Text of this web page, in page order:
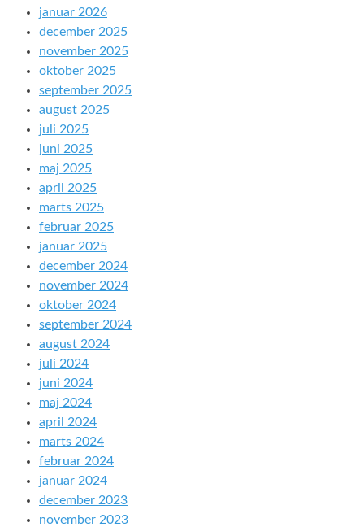
januar 2026
december 2025
november 2025
oktober 2025
september 2025
august 2025
juli 2025
juni 2025
maj 2025
april 2025
marts 2025
februar 2025
januar 2025
december 2024
november 2024
oktober 2024
september 2024
august 2024
juli 2024
juni 2024
maj 2024
april 2024
marts 2024
februar 2024
januar 2024
december 2023
november 2023